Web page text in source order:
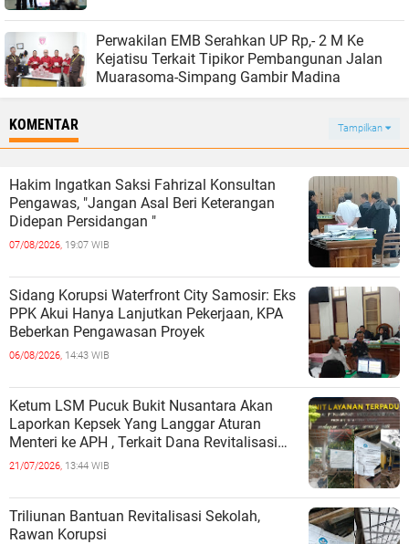
Perwakilan EMB Serahkan UP Rp,- 2 M Ke
Kejatisu Terkait Tipikor Pembangunan Jalan
Muarasoma-Simpang Gambir Madina
KOMENTAR Tampilkan
Hakim Ingatkan Saksi Fahrizal Konsultan
Pengawas, "Jangan Asal Beri Keterangan
Didepan Persidangan "
07/08/2026, 19:07 WIB
Sidang Korupsi Waterfront City Samosir: Eks
PPK Akui Hanya Lanjutkan Pekerjaan, KPA
Beberkan Pengawasan Proyek
06/08/2026, 14:43 WIB
Ketum LSM Pucuk Bukit Nusantara Akan
Laporkan Kepsek Yang Langgar Aturan
Menteri ke APH , Terkait Dana Revitalisasi
Sekolah
21/07/2026, 13:44 WIB
Triliunan Bantuan Revitalisasi Sekolah,
Rawan Korupsi